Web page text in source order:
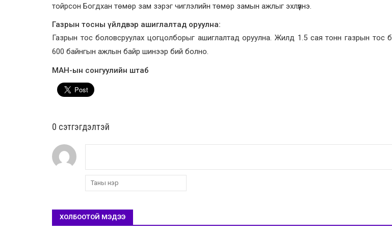
тойрсон Богдхан төмөр зам зэрэг чиглэлийн төмөр замын ажлыг эхлүүлнэ.
Газрын тосны үйлдвэр ашиглалтад оруулна:
Газрын тос боловсруулах цогцолборыг ашиглалтад оруулна. Жилд 1.5 сая тонн газрын тос
600 байнгын ажлын байр шинээр бий болно.
МАН-ын сонгуулийн штаб
0 cэтгэгдэлтэй
ХОЛБООТОЙ МЭДЭЭ